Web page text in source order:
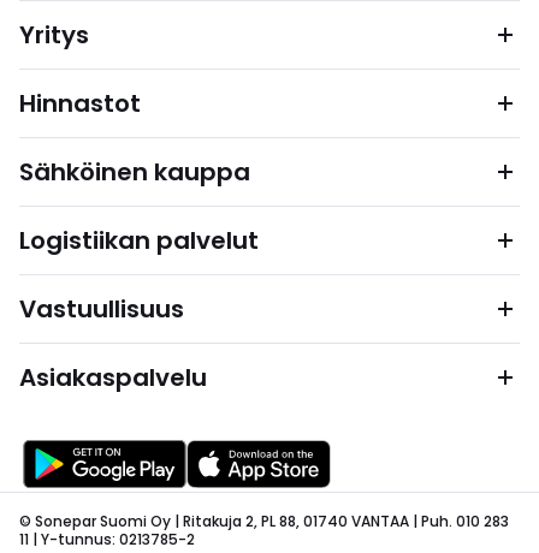
Yritys
Hinnastot
Sähköinen kauppa
Logistiikan palvelut
Vastuullisuus
Asiakaspalvelu
© Sonepar Suomi Oy | Ritakuja 2, PL 88, 01740 VANTAA | Puh. 010 283
11 | Y-tunnus: 0213785-2